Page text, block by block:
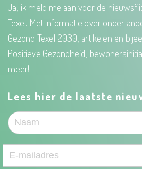
Ja, ik meld me aan voor de
Texel. Met informatie over onder
Gezond Texel 2030, artikelen en
Positieve Gezondheid,
meer!
Lees hier de laatste